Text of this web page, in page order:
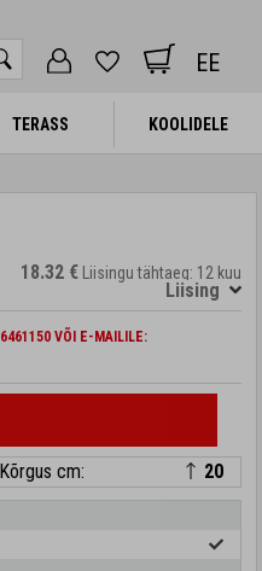
EE
TERASS KOOLIDELE
TERASS KOOLIDELE
18.32 € Liisingu tähtaeg: 12 kuu
Liising
VÕI E-MAILILE:
Kõrgus cm: 20